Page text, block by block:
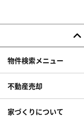
物件検索メニュー
不動産売却
家づくりについて